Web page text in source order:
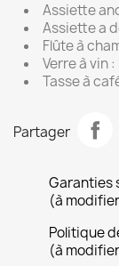
Assiette
Assiette a
Flûte à
Verre à vin
Tasse à
Partager
Garanties
(à
Politique
(à